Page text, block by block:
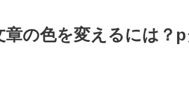
章の色を変えるには？